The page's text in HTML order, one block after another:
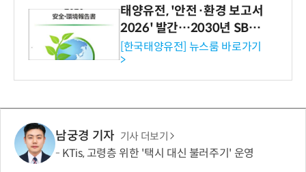
태양유전, '안전·환경 보고서
2026' 발간…2030년 SBT
수준 온실가스 감축 추진
[한국태양유전] 뉴스룸 바로가기
>
남궁경 기자 기사 더보기
KTis, 고령층 위한 '택시 대신 불러주기' 운영